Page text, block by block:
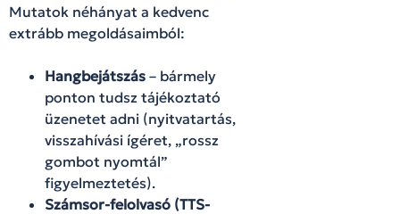
Mutatok néhányat a kedvenc
extrább megoldásaimból:
Hangbejátszás – bármely
ponton tudsz tájékoztató
üzenetet adni (nyitvatartás,
visszahívási ígéret, „rossz
gombot nyomtál”
figyelmeztetés).
Számsor-felolvasó (TTS-